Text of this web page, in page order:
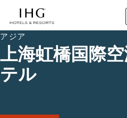
アジア
上海虹橋国際
テル